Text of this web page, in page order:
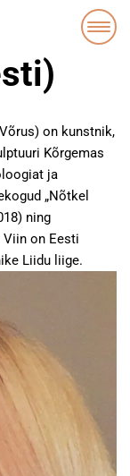
on kunstnik,
Kõrgemas
ja
„Nõtkel
ning
Viin on Eesti
Liidu liige.